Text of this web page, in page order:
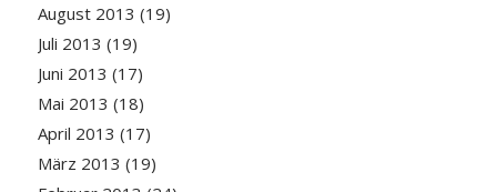
August 2013 (19)
Juli 2013 (19)
Juni 2013 (17)
Mai 2013 (18)
April 2013 (17)
März 2013 (19)